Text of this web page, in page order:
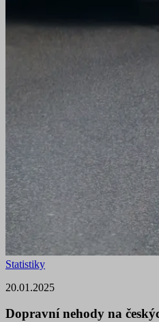
Statistiky
20.01.2025
Dopravní nehody na